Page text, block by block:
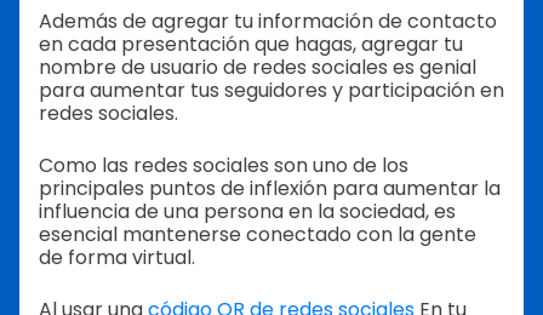
Además de agregar tu información de contacto
en cada presentación que hagas, agregar tu
nombre de usuario de redes sociales es genial
para aumentar tus seguidores y participación en
redes sociales.
Como las redes sociales son uno de los
principales puntos de inflexión para aumentar la
influencia de una persona en la sociedad, es
esencial mantenerse conectado con la gente
de forma virtual.